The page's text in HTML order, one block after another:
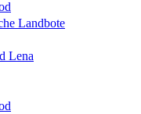
Landbote
Lena